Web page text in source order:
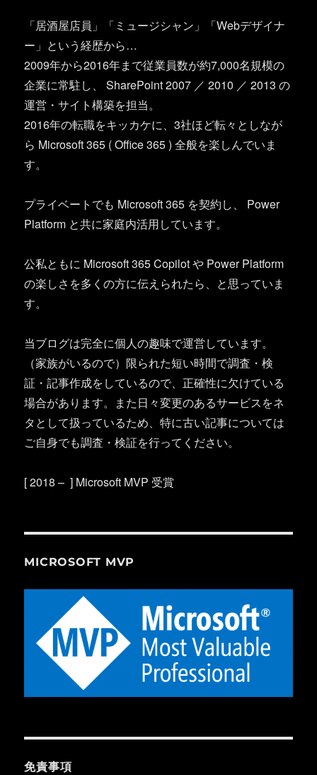
「居酒屋店員」「ミュージシャン」「Webデザイナ
ー」という経歴から…
2009年から2016年まで従業員数が約7,000名規模の
企業に常駐し、 SharePoint 2007 ／ 2010 ／ 2013 の
運営・サイト構築を担当。
2016年の転職をキッカケに、3社ほど転々としなが
ら Microsoft 365 ( Office 365 ) 全般を楽しんでいま
す。
プライベートでも Microsoft 365 を契約し、 Power
Platform と共に家庭内活用しています。
公私ともに Microsoft 365 Copilot や Power Platform
の楽しさを多くの方に伝えられたら、と思っていま
す。
当ブログは完全に個人の趣味で運営しています。
（家族がいるので）限られた短い時間で調査・検
証・記事作成をしているので、正確性に欠けている
場合があります。また日々変更のあるサービスをネ
タとして扱っているため、特に古い記事については
ご自身でも調査・検証を行ってください。
[ 2018 – ] Microsoft MVP 受賞
MICROSOFT MVP
免責事項